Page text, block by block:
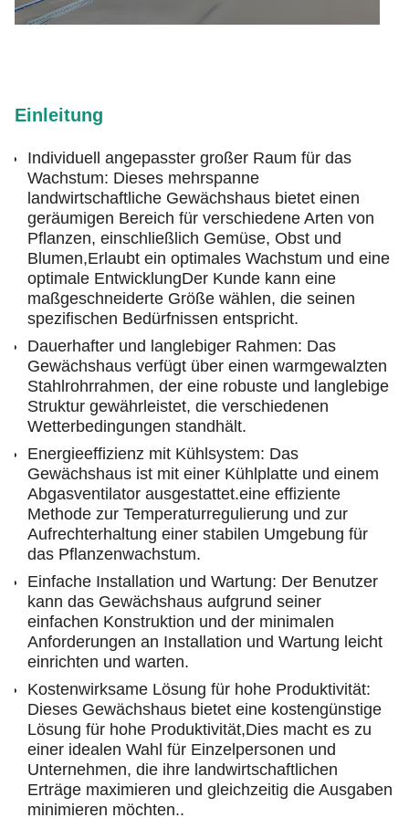
Einleitung
Individuell angepasster großer Raum für das
Wachstum: Dieses mehrspanne
landwirtschaftliche Gewächshaus bietet einen
geräumigen Bereich für verschiedene Arten von
Pflanzen, einschließlich Gemüse, Obst und
Blumen,Erlaubt ein optimales Wachstum und eine
optimale EntwicklungDer Kunde kann eine
maßgeschneiderte Größe wählen, die seinen
spezifischen Bedürfnissen entspricht.
Dauerhafter und langlebiger Rahmen: Das
Gewächshaus verfügt über einen warmgewalzten
Stahlrohrrahmen, der eine robuste und langlebige
Struktur gewährleistet, die verschiedenen
Wetterbedingungen standhält.
Energieeffizienz mit Kühlsystem: Das
Gewächshaus ist mit einer Kühlplatte und einem
Abgasventilator ausgestattet.eine effiziente
Methode zur Temperaturregulierung und zur
Aufrechterhaltung einer stabilen Umgebung für
das Pflanzenwachstum.
Einfache Installation und Wartung: Der Benutzer
kann das Gewächshaus aufgrund seiner
einfachen Konstruktion und der minimalen
Anforderungen an Installation und Wartung leicht
einrichten und warten.
Kostenwirksame Lösung für hohe Produktivität:
Dieses Gewächshaus bietet eine kostengünstige
Lösung für hohe Produktivität,Dies macht es zu
einer idealen Wahl für Einzelpersonen und
Unternehmen, die ihre landwirtschaftlichen
Erträge maximieren und gleichzeitig die Ausgaben
minimieren möchten..